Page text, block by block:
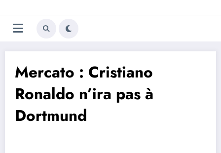
au
contenu
Trivela
L'actualité du football
Mercato : Cristiano
Ronaldo n’ira pas à
Dortmund